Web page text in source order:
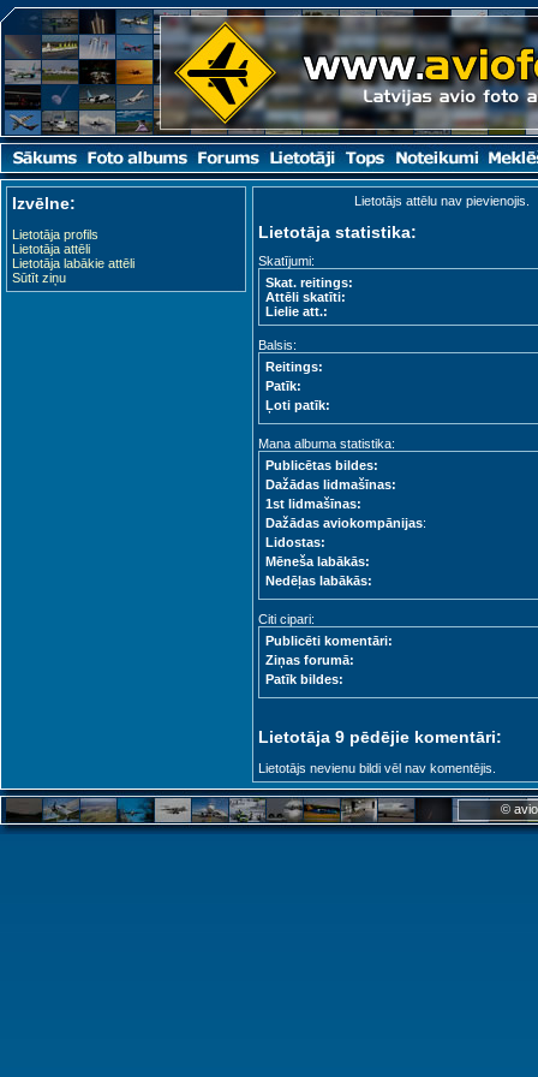
Izvēlne:
Lietotāja profils
Lietotāja attēli
Lietotāja labākie attēli
Sūtīt ziņu
Lietotājs attēlu nav pievienojis.
Lietotāja statistika:
Skatījumi:
Skat. reitings:
Attēli skatīti:
Lielie att.:
Balsis:
Reitings:
Patīk:
Ļoti patīk:
Mana albuma statistika:
Publicētas bildes:
Dažādas lidmašīnas:
1st lidmašīnas:
Dažādas aviokompānijas:
Lidostas:
Mēneša labākās:
Nedēļas labākās:
Citi cipari:
Publicēti komentāri:
Ziņas forumā:
Patīk bildes:
Lietotāja 9 pēdējie komentāri:
Lietotājs nevienu bildi vēl nav komentējis.
©